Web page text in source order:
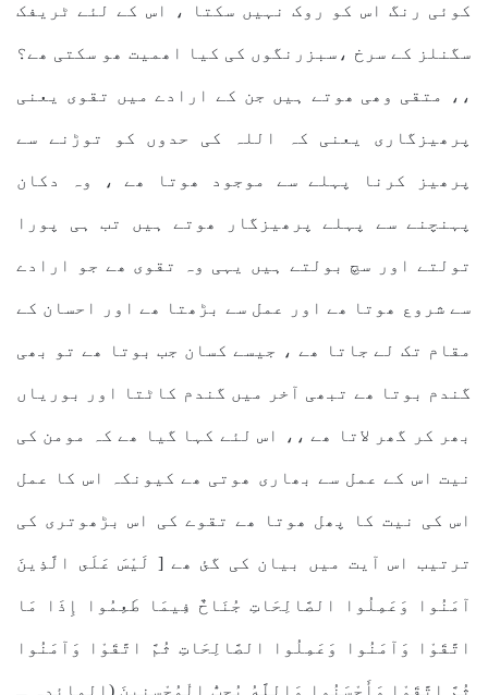
کوئی رنگ اس کو روک نہیں سکتا ، اس کے لئے ٹریفک
سگنلز کے سرخ ،سبزرنگوں کی کیا اھمیت ھو سکتی ھے؟
،، متقی وھی ھوتے ہیں جن کے ارادے میں تقوی یعنی
پرھیزگاری یعنی کہ اللہ کی حدوں کو توڑنے سے
پرھیز کرنا پہلے سے موجود ھوتا ھے ، وہ دکان
پہنچنے سے پہلے پرھیزگار ھوتے ہیں تب ہی پورا
تولتے اور سچ بولتے ہیں یہی وہ تقوی ھے جو ارادے
سے شروع ھوتا ھے اور عمل سے بڑھتا ھے اور احسان کے
مقام تک لے جاتا ھے ، جیسے کسان جب بوتا ھے تو بھی
گندم بوتا ھے تبھی آخر میں گندم کاٹتا اور بوریاں
بھر کر گھر لاتا ھے ،، اس لئے کہا گیا ھے کہ مومن کی
نیت اس کے عمل سے بھاری ھوتی ھے کیونکہ اس کا عمل
اس کی نیت کا پھل ھوتا ھے تقوے کی اس بڑھوتری کی
ترتیب اس آیت میں بیان کی گئ ھے [ لَيْسَ عَلَى الَّذِينَ
آمَنُوا وَعَمِلُوا الصَّالِحَاتِ جُنَاحٌ فِيمَا طَعِمُوا إِذَا مَا
اتَّقَوْا وَآمَنُوا وَعَمِلُوا الصَّالِحَاتِ ثُمَّ اتَّقَوْا وَآمَنُوا
ثُمَّ اتَّقَوْا وَأَحْسَنُوا وَاللَّهُ يُحِبُّ الْمُحْسِنِينَ (المائدہ ـ